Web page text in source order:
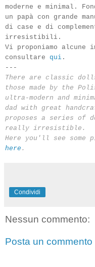
moderne e minimal.
un papà con grande
di case e di
irresistibili.
Vi proponiamo
consultare qui .
---
There are classic
those made by the
ultra-modern and
dad with great
proposes a series of
really irresistible .
Here you'll see some
here .
Condividi
Nessun commento:
Posta un commento